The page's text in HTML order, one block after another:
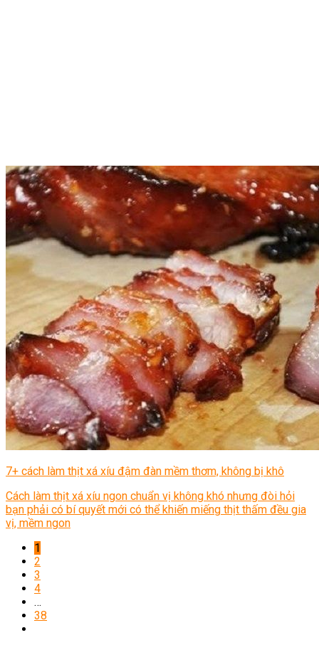
7+ cách làm thịt xá xíu đậm đàn mềm thơm, không bị khô
Cách làm thịt xá xíu ngon chuẩn vị không khó nhưng đòi hỏi
bạn phải có bí quyết mới có thể khiến miếng thịt thấm đều gia
vị, mềm ngon
1
2
3
4
…
38